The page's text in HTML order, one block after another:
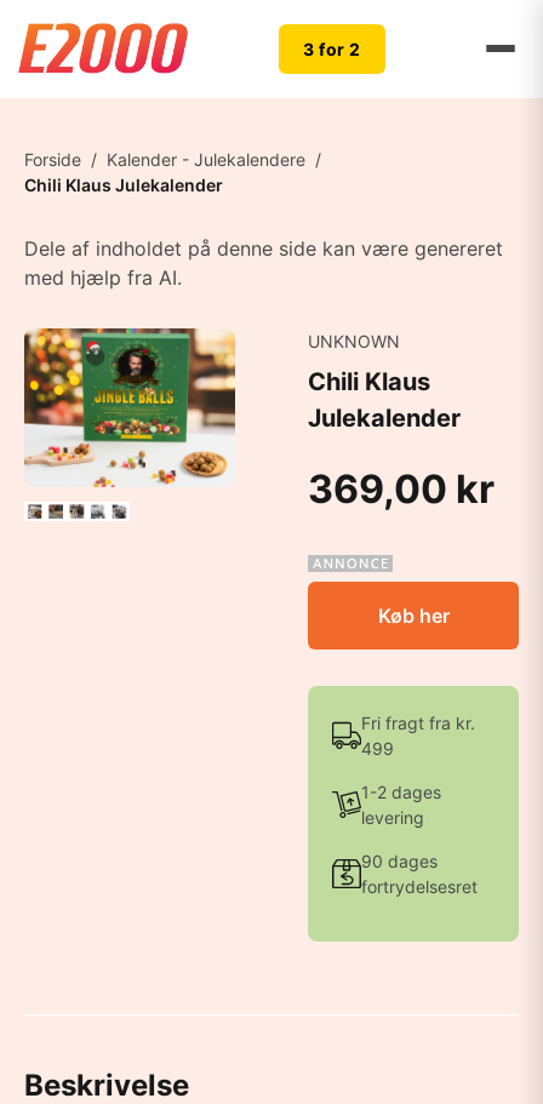
3 for 2
Forside / Kalender - Julekalendere /
Chili Klaus Julekalender
Dele af indholdet på denne side kan være genereret
med hjælp fra AI.
UNKNOWN
Chili Klaus
Julekalender
369,00 kr
Køb her
Fri fragt fra kr.
499
1-2 dages
levering
90 dages
fortrydelsesret
Beskrivelse